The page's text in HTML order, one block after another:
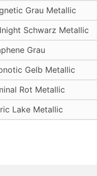
Grau Metallic
Schwarz Metallic
Grau
Gelb Metallic
Rot Metallic
Lake Metallic